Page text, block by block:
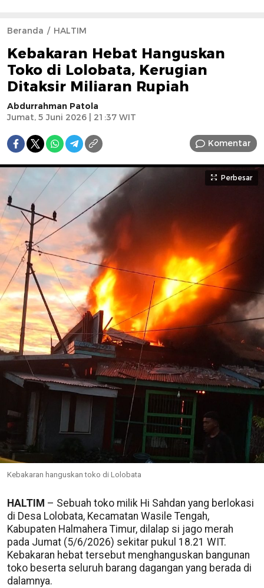
Beranda HALTIM
Kebakaran Hebat Hanguskan
Toko di Lolobata, Kerugian
Ditaksir Miliaran Rupiah
Abdurrahman Patola
Jumat, 5 Juni 2026 | 21:37 WIT
Komentar
Perbesar
Kebakaran hanguskan toko di Lolobata
HALTIM – Sebuah toko milik Hi Sahdan yang berlokasi
di Desa Lolobata, Kecamatan Wasile Tengah,
Kabupaten Halmahera Timur, dilalap si jago merah
pada Jumat (5/6/2026) sekitar pukul 18.21 WIT.
Kebakaran hebat tersebut menghanguskan bangunan
toko beserta seluruh barang dagangan yang berada di
dalamnya.